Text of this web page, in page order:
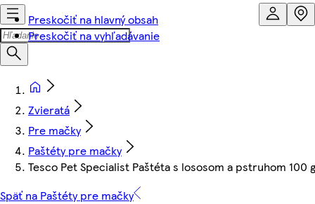
Preskočiť na hlavný obsah
Preskočiť na vyhľadávanie
Zvieratá
Pre mačky
Paštéty pre mačky
Tesco Pet Specialist Paštéta s lososom a pstruhom 100 g
Späť na Paštéty pre mačky